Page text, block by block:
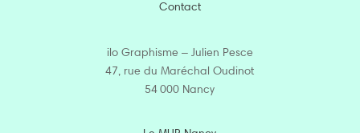
Contact
ilo Graphisme – Julien Pesce
47, rue du Maréchal Oudinot
54­ 000 Nancy